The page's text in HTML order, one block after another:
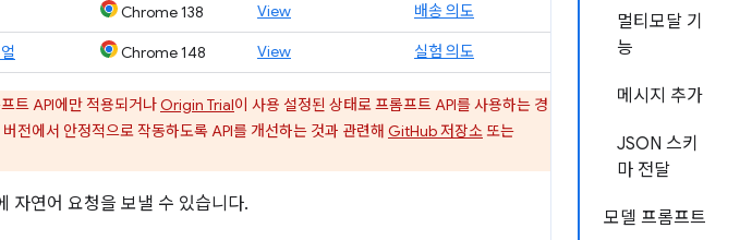
멀티모달 기
능
메시지 추가
JSON 스키
마 전달
모델 프롬프트
Chrome 138 View 배송 의도
Chrome 148 View 실험 의도
트 API에만 적용되거나Origin Trial이 사용 설정된 상태로 프롬프트 API를 사용하는 경
전에서 안정적으로 작동하도록 API를 개선하는 것과 관련해 GitHub 저장소 또는
자연어 요청을 보낼 수 있습니다.